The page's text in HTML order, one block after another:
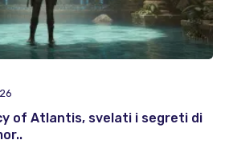
of Atlantis, svelati i segreti di